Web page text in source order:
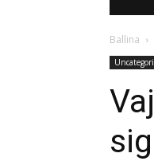
Ballina